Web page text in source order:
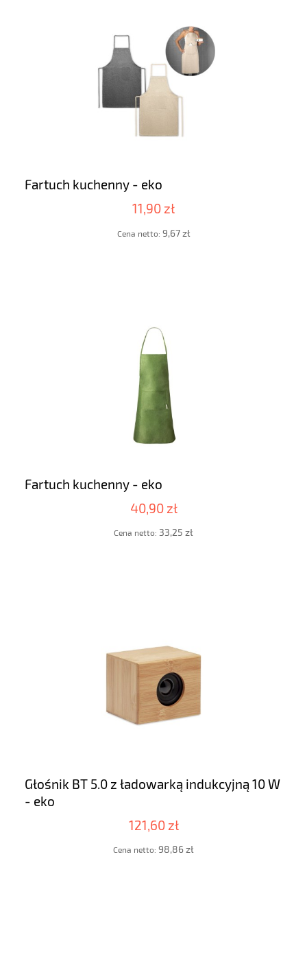
Fartuch kuchenny - eko
11,90 zł
Cena netto: 9,67 zł
Fartuch kuchenny - eko
40,90 zł
Cena netto: 33,25 zł
Głośnik BT 5.0 z ładowarką indukcyjną 10 W
- eko
121,60 zł
Cena netto: 98,86 zł